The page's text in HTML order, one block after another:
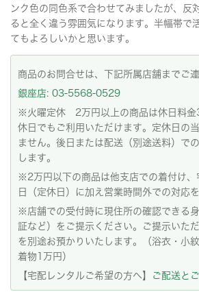
ンク色の同色系で合わせてみましたが、反
ると全く違う雰囲気になります。半幅帯で
てもよろしいかと思います。
商品のお問合せは、下記所属店舗までご連
銀座店: 03-5568-0529
※火曜定休 2万円以上の商品は休日料
休日でもご利用いただけます。定休日の
ません。後日または配送（別途送料）で
します。
※2万円以下の商品は他支店での着付け、
日（定休日）に加え営業時間外での対応
※店舗での受付時に現住所の確認できる
証など）をご提示ください。ご提示いた
を別途お預かりいたします。（浴衣・小
着物1万円）
【宅配レンタルご希望の方へ】
ご配送と